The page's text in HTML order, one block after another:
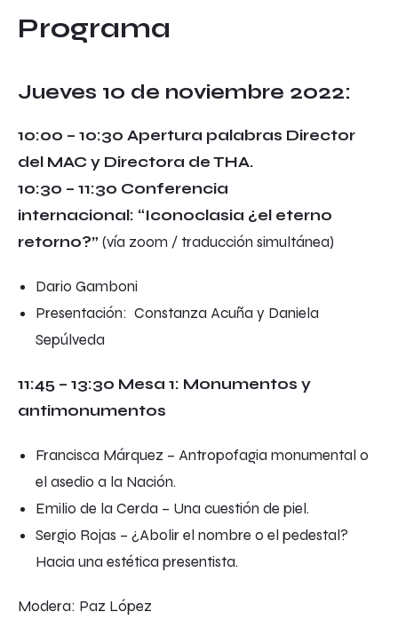
Programa
Jueves 10 de noviembre 2022:
10:00 – 10:30 Apertura palabras Director
del MAC y Directora de THA.
10:30 – 11:30 Conferencia
internacional: “Iconoclasia ¿el eterno
retorno?” (vía zoom / traducción simultánea)
Dario Gamboni
Presentación: Constanza Acuña y Daniela
Sepúlveda
11:45 – 13:30 Mesa 1: Monumentos y
antimonumentos
Francisca Márquez – Antropofagia monumental o
el asedio a la Nación.
Emilio de la Cerda – Una cuestión de piel.
Sergio Rojas – ¿Abolir el nombre o el pedestal?
Hacia una estética presentista.
Modera: Paz López